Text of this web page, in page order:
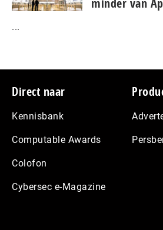
...
Footer
Direct naar
Kennisbank
Computable Awards
Colofon
Cybersec e-Magazine